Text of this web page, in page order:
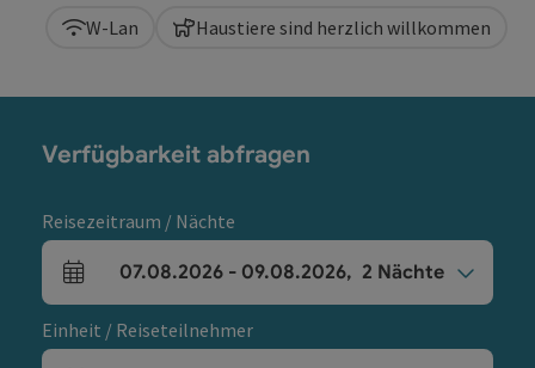
W-Lan Haustiere sind herzlich willkommen
Verfügbarkeit abfragen
Reisezeitraum / Nächte
An- und Abreisefelder
07.08.2026 - 09.08.2026, 2 Nächte
Einheit / Reiseteilnehmer